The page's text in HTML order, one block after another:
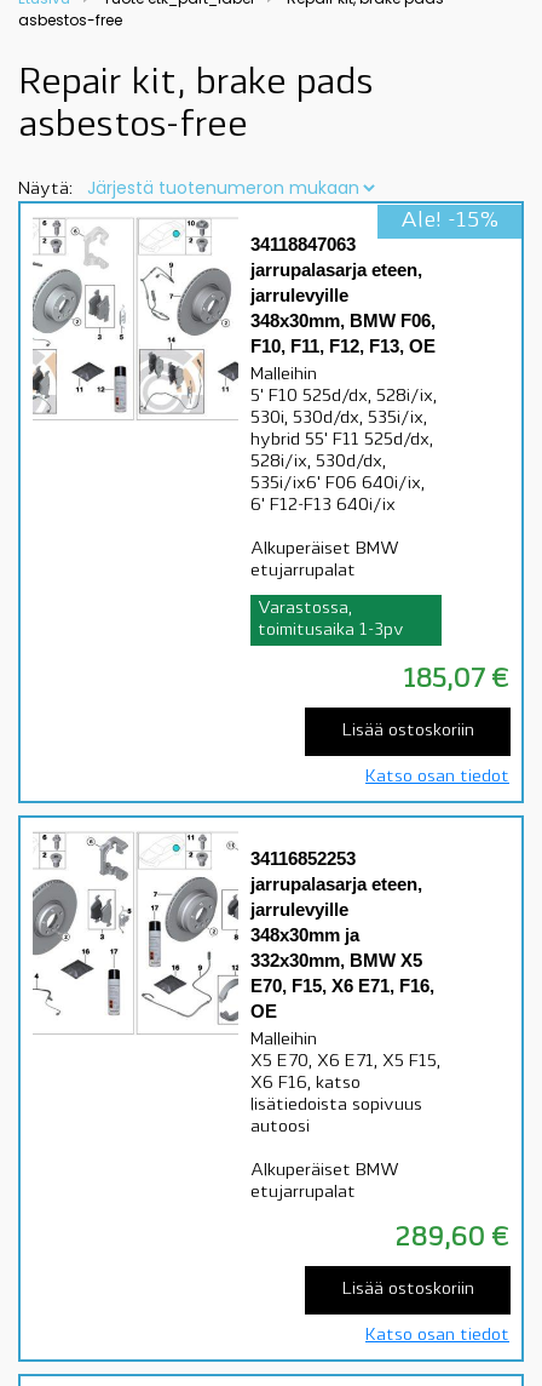
asbestos-free
Repair kit, brake pads
asbestos-free
Näytä:
Ale! -15%
34118847063
jarrupalasarja eteen,
jarrulevyille
348x30mm, BMW F06,
F10, F11, F12, F13, OE
Malleihin
5' F10 525d/dx, 528i/ix,
530i, 530d/dx, 535i/ix,
hybrid 55' F11 525d/dx,
528i/ix, 530d/dx,
535i/ix6' F06 640i/ix,
6' F12-F13 640i/ix
Alkuperäiset BMW
etujarrupalat
Varastossa,
toimitusaika 1-3pv
185,07 €
Lisää ostoskoriin
Katso osan tiedot
34116852253
jarrupalasarja eteen,
jarrulevyille
348x30mm ja
332x30mm, BMW X5
E70, F15, X6 E71, F16,
OE
Malleihin
X5 E70, X6 E71, X5 F15,
X6 F16, katso
lisätiedoista sopivuus
autoosi
Alkuperäiset BMW
etujarrupalat
289,60 €
Lisää ostoskoriin
Katso osan tiedot